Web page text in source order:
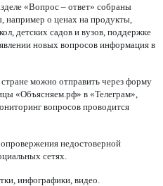
«Вопрос – ответ» собраны
например о ценах на продукты,
детских садов и вузов, поддержке
новых вопросов информация в
можно отправить через форму
«Объясняем.рф» в «Телеграм»,
вопросов проводится
недостоверной
сетях.
инфографики, видео.